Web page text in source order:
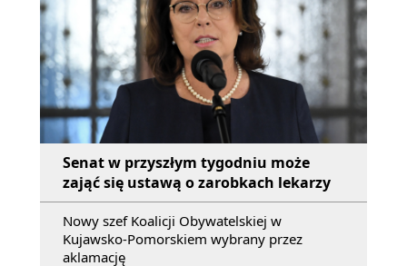
Senat w przyszłym tygodniu może
zająć się ustawą o zarobkach lekarzy
Nowy szef Koalicji Obywatelskiej w
Kujawsko-Pomorskiem wybrany przez
aklamację